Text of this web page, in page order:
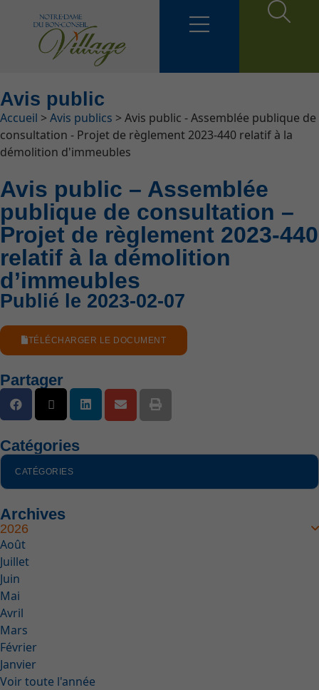
Avis public
Fil d'Ariane
Accueil >Avis publics >Avis public - Assemblée publique de
consultation - Projet de règlement 2023-440 relatif à la
démolition d'immeubles
Avis public – Assemblée
publique de consultation –
Projet de règlement 2023-440
relatif à la démolition
d’immeubles
Publié le 2023-02-07
TÉLÉCHARGER LE DOCUMENT
Partager
Catégories
CATÉGORIES
Archives
2026
Août
Juillet
Juin
Mai
Avril
Mars
Février
Janvier
Voir toute l'année